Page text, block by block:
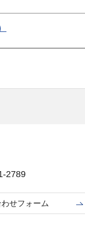
2789
せフォーム